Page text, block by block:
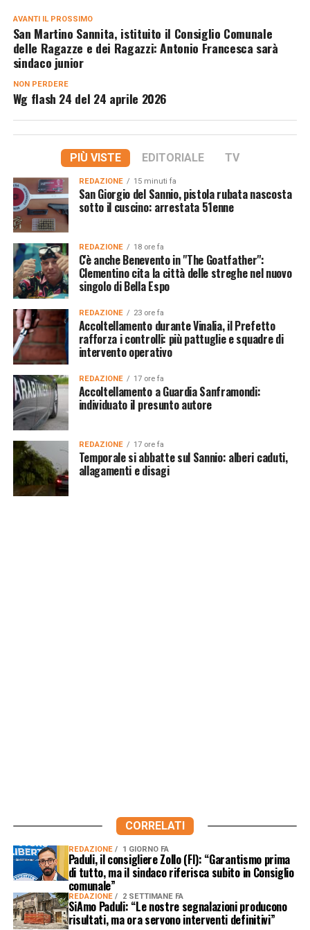
AVANTI IL ​​PROSSIMO
San Martino Sannita, istituito il Consiglio Comunale
delle Ragazze e dei Ragazzi: Antonio Francesca sarà
sindaco junior
NON PERDERE
Wg flash 24 del 24 aprile 2026
PIÙ VISTE EDITORIALE TV
REDAZIONE 15 minuti fa
San Giorgio del Sannio, pistola rubata nascosta
sotto il cuscino: arrestata 51enne
REDAZIONE 18 ore fa
C'è anche Benevento in "The Goatfather":
Clementino cita la città delle streghe nel nuovo
singolo di Bella Espo
REDAZIONE 23 ore fa
Accoltellamento durante Vinalia, il Prefetto
rafforza i controlli: più pattuglie e squadre di
intervento operativo
REDAZIONE 17 ore fa
Accoltellamento a Guardia Sanframondi:
individuato il presunto autore
REDAZIONE 17 ore fa
Temporale si abbatte sul Sannio: alberi caduti,
allagamenti e disagi
CORRELATI
REDAZIONE 1 GIORNO FA
Paduli, il consigliere Zollo (FI): “Garantismo prima
di tutto, ma il sindaco riferisca subito in Consiglio
comunale”
REDAZIONE 2 SETTIMANE FA
SiAmo Paduli: “Le nostre segnalazioni producono
risultati, ma ora servono interventi definitivi”